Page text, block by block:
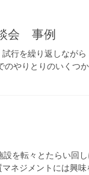
会 事例
行を繰り返しなが
のやりとりのいくつ
を転々とたらい回
ネジメントには興